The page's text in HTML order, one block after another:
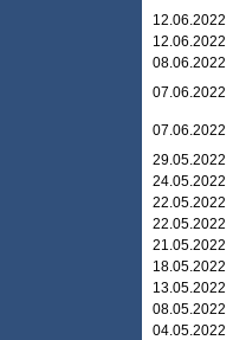
12.06.2022
12.06.2022
08.06.2022
07.06.2022
07.06.2022
29.05.2022
24.05.2022
22.05.2022
22.05.2022
21.05.2022
18.05.2022
13.05.2022
08.05.2022
04.05.2022